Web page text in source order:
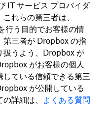
IT サービス プロバイダ
れらの第三者は、
行う目的でお客様の情
第三者が Dropbox の指
扱うよう、Dropbox が
がお客様の個人
ている信頼できる第三
が公開している
詳細は、 よくある質問